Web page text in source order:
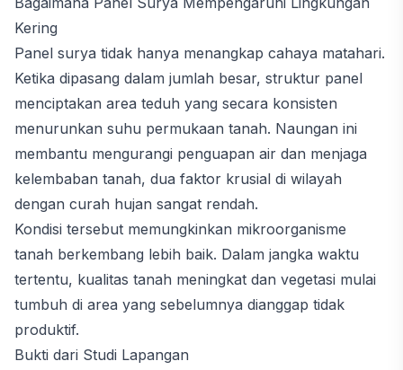
Kering
Panel surya tidak hanya menangkap cahaya matahari.
Ketika dipasang dalam jumlah besar, struktur panel
menciptakan area teduh yang secara konsisten
menurunkan suhu permukaan tanah. Naungan ini
membantu mengurangi penguapan air dan menjaga
kelembaban tanah, dua faktor krusial di wilayah
dengan curah hujan sangat rendah.
Kondisi tersebut memungkinkan mikroorganisme
tanah berkembang lebih baik. Dalam jangka waktu
tertentu, kualitas tanah meningkat dan vegetasi mulai
tumbuh di area yang sebelumnya dianggap tidak
produktif.
Bukti dari Studi Lapangan